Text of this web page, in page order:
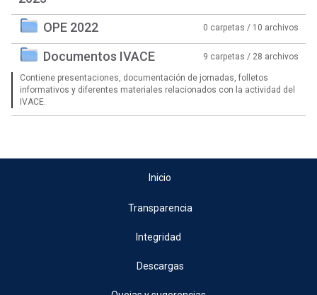
OPE 2022 0 carpetas / 10 archivos
Documentos IVACE 9 carpetas / 28 archivos
Contiene presentaciones, documentación de jornadas, folletos
informativos y diferentes materiales relacionados con la actividad del
IVACE.
Inicio
Transparencia
Integridad
Descargas